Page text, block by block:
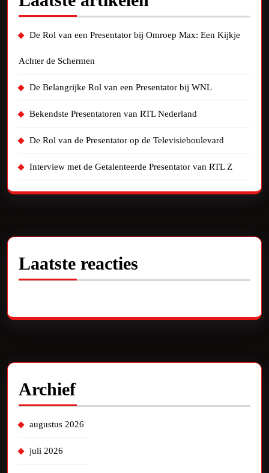
De Rol van een Presentator bij Omroep Max: Een Kijkje
Achter de Schermen
De Belangrijke Rol van een Presentator bij WNL
Bekendste Presentatoren van RTL Nederland
De Rol van de Presentator op de Televisieboulevard
Interview met de Getalenteerde Presentator van RTL Z
Laatste reacties
Archief
augustus 2026
juli 2026